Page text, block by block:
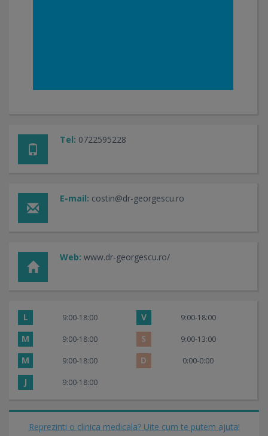
Tel: 0722595228
E-mail: costin@dr-georgescu.ro
Web: www.dr-georgescu.ro/
L 9:00-18:00 V 9:00-18:00
M 9:00-18:00 S 9:00-13:00
M 9:00-18:00 D 0:00-0:00
J 9:00-18:00
Reprezinti o clinica medicala? Uite cum te putem ajuta!